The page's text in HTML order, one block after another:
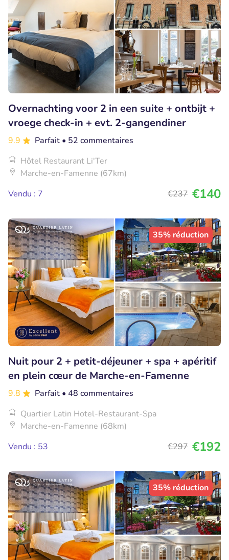
Overnachting voor 2 in een suite + ontbijt +
vroege check-in + evt. 2-gangendiner
9.9 Parfait • 52 commentaires
Hôtel Restaurant Li'Ter
Marche-en-Famenne (67km)
Vendu : 7
€237 €140
35% réduction
Nuit pour 2 + petit-déjeuner + spa + apéritif
en plein cœur de Marche-en-Famenne
9.8 Parfait • 48 commentaires
Quartier Latin Hotel-Restaurant-Spa
Marche-en-Famenne (68km)
Vendu : 53
€297 €192
35% réduction